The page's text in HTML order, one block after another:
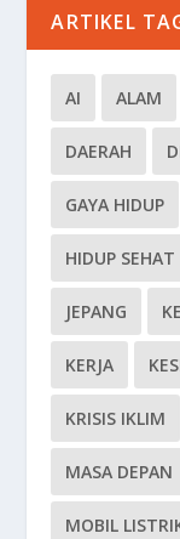
ARTIKEL
AI ALAM
DAERAH
GAYA HIDUP
HIDUP SEHAT
JEPANG
KERJA
KRISIS IKLIM
MASA DEPAN
MOBIL